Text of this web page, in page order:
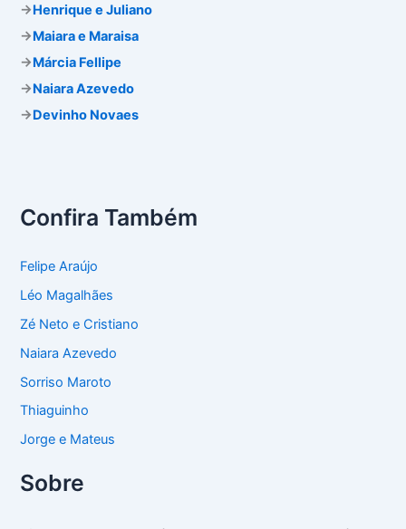
r
p
:
→Henrique e Juliano
→Maiara e Maraisa
→Márcia Fellipe
→Naiara Azevedo
→Devinho Novaes
Confira Também
Felipe Araújo
Léo Magalhães
Zé Neto e Cristiano
Naiara Azevedo
Sorriso Maroto
Thiaguinho
Jorge e Mateus
Sobre